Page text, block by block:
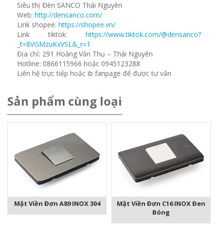
Siêu thị Đèn SANCO Thái Nguyên
Web: http://densanco.com/
Link shopee: https://shopee.vn/
Link tiktok: https://www.tiktok.com/@densanco?
_t=8VGMzuKxVSL&_r=1
Địa chỉ: 291 Hoàng Văn Thụ – Thái Nguyên
Hotline: 0866115966 hoặc 0945123288
Liên hệ trực tiếp hoặc ib fanpage để được tư vấn
Sản phẩm cùng loại
Mặt Viền Đơn A89 INOX 304
Mặt Viền Đơn C16 INOX Đen
Bóng